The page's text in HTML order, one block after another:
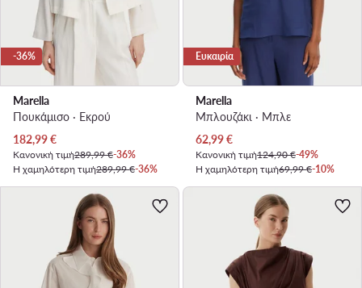
-36%
Marella
Πουκάμισο · Εκρού
Τρέχουσα τιμή
182,99€
Κανονική τιμή289,99 €-36%
Η χαμηλότερη τιμή289,99 €-36%
Ευκαιρία
Marella
Μπλουζάκι · Μπλε
Τρέχουσα τιμή
62,99€
Κανονική τιμή124,90 €-49%
Η χαμηλότερη τιμή69,99 €-10%